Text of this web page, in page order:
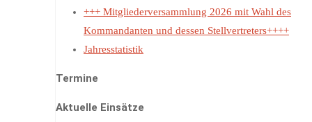
+++ Mitgliederversammlung 2026 mit Wahl des
Kommandanten und dessen Stellvertreters++++
Jahresstatistik
Termine
Aktuelle Einsätze